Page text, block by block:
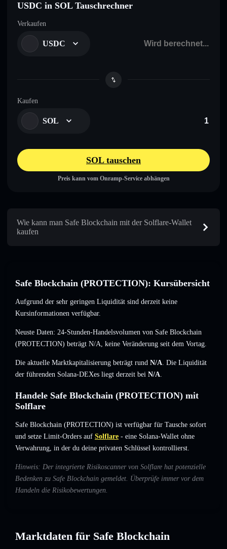
USDC in SOL Tauschrechner
Verkaufen
USDC
Kaufen
SOL
SOL tauschen
Preis kann vom Onramp-Service abhängen
Wie kann man Safe Blockchain mit der Solflare-Wallet
kaufen
Safe Blockchain (PROTECTION): Kursübersicht
Aufgrund der sehr geringen Liquidität sind derzeit keine
Kursinformationen verfügbar.
Neuste Daten: 24-Stunden-Handelsvolumen von Safe Blockchain
(PROTECTION) beträgt N/A, keine Veränderung seit dem Vortag.
Die aktuelle Marktkapitalisierung beträgt rund N/A. Die Liquidität
der führenden Solana-DEXes liegt derzeit bei N/A.
Handele Safe Blockchain (PROTECTION) mit
Solflare
Safe Blockchain (PROTECTION) ist verfügbar für Tausche sofort
und setze Limit-Orders auf Solflare - eine Solana-Wallet ohne
Verwahrung, in der du deine privaten Schlüssel kontrollierst.
Hinweis: Der integrierte Risikoscanner von Solflare hat potenzielle
Bedenken zu Safe Blockchain gemeldet. Überprüfe immer vor dem
Handeln die Risikobewertungen.
Marktdaten für Safe Blockchain